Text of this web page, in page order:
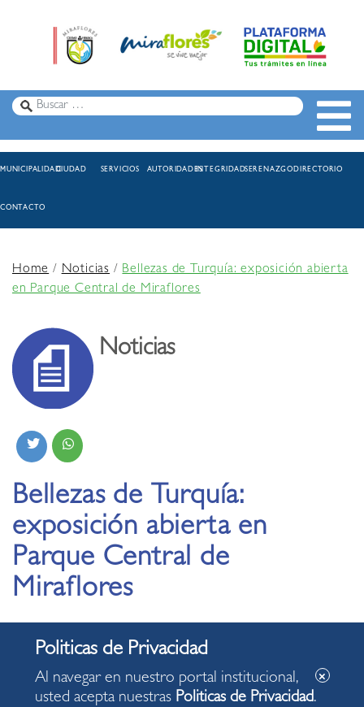
MUNICIPALIDADCIUDAD SERVICIOS AUTORIDADESINTEGRIDADSERENAZGODIRECTORIO
CONTACTO
Home/Noticias /Bellezas de Turquía: exposición abierta
en Parque Central de Miraflores
Noticias
Bellezas de Turquía:
exposición abierta en
Parque Central de
Miraflores
01.08.2022
Al navegar en nuestro portal institucional,
usted acepta nuestras Politicas de Privacidad.